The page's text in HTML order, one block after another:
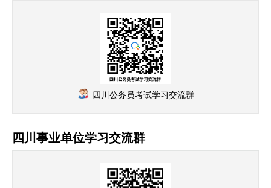
四川公务员考试学习交流群
四川事业单位学习交流群